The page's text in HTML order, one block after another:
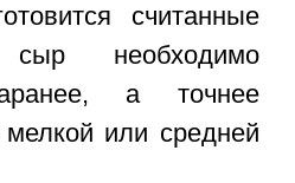
считанные
необходимо
а точнее
мелкой или средней